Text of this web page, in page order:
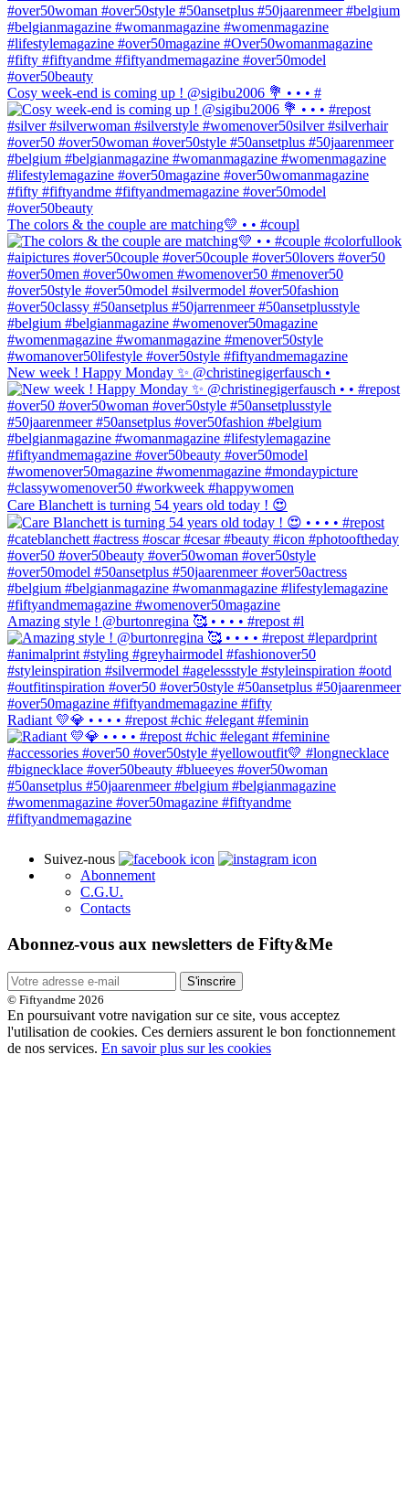
Cosy week-end is coming up ! @sigibu2006 💐 • • • #
The colors & the couple are matching💛 • • #coupl
New week ! Happy Monday ✨ @christinegigerfausch •
Care Blanchett is turning 54 years old today ! 😍
Amazing style ! @burtonregina 🥰 • • • • #repost #l
Radiant 💛💎 • • • • #repost #chic #elegant #feminin
Suivez-nous
Abonnement
C.G.U.
Contacts
Abonnez-vous aux newsletters de Fifty&Me
S'inscrire
© Fiftyandme 2026
En poursuivant votre navigation sur ce site, vous acceptez
l'utilisation de cookies. Ces derniers assurent le bon fonctionnement
de nos services. En savoir plus sur les cookies